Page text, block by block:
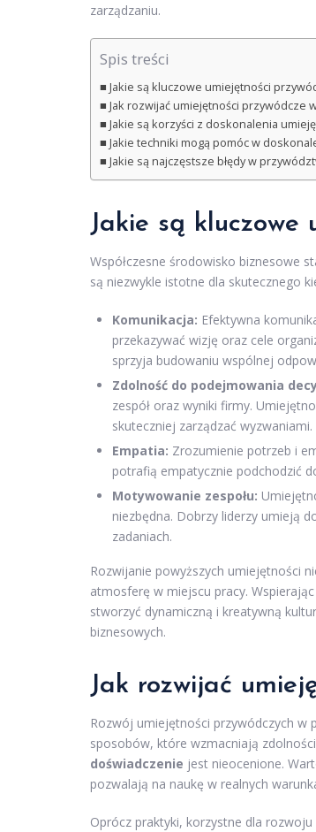
zarządzaniu.
Spis treści
Jakie są kluczowe umiejętności
Jak rozwijać umiejętności przywódcze
Jakie są korzyści z doskonalenia
Jakie techniki mogą pomóc w
Jakie są najczęstsze błędy w
Jakie są kluczowe
Współczesne środowisko biznesowe
są niezwykle istotne dla skutecznego
Komunikacja: Efektywna
przekazywać wizję oraz cele
sprzyja budowaniu wspólnej
Zdolność do podejmowania
zespół oraz wyniki firmy.
skuteczniej zarządzać wyzwaniami.
Empatia: Zrozumienie potrzeb i
potrafią empatycznie podchodzić
Motywowanie zespołu:
niezbędna. Dobrzy liderzy umieją
zadaniach.
Rozwijanie powyższych umiejętności
atmosferę w miejscu pracy.
stworzyć dynamiczną i kreatywną
biznesowych.
Jak rozwijać
Rozwój umiejętności przywódczych w
sposobów, które wzmacniają
doświadczenie jest nieocenione.
pozwalają na naukę w realnych
Oprócz praktyki, korzystne dla